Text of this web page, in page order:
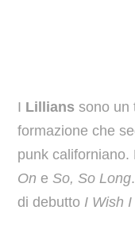
I Lillians sono un
formazione che
punk californiano.
On e So, So Long
di debutto I Wish